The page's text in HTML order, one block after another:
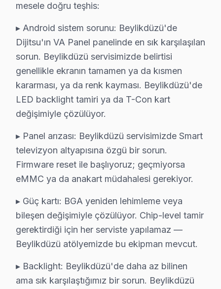
5.Yazılım Problemleri: Cihazın güncellemeleri
Bu sorunlar, Beylikdüzü’ndeki Dijitsu televizyon
Dijitsu Devre Mimarisi: Beylikdüzü Teknisyen
Adnan Kahveci'de Dijitsu TV Servisi
Adnan Kahveci Mahallesi, elektrik altyapısındaki
Barış'ta Dijitsu TV Servisi
Barış Mahallesi, yerleşim yapıları ve elektrik hattı
Büyükşehir'de Dijitsu TV Servisi
Büyükşehir Mahallesi, yapılaşmanın yoğun olduğu
Cumhuriyet'te Dijitsu TV Servisi
Cumhuriyet Mahallesi, hem eski hem de yeni
Dereağzı'nda Dijitsu TV Servisi
Dereağzı Mahallesi, doğal güzelliklerinin yanı sıra
mesele doğru teşhis:
▸ Android sistem sorunu: Beylikdüzü'de
Dijitsu'ın VA Panel panelinde en sık karşılaşılan
sorun. Beylikdüzü servisimizde belirtisi
genellikle ekranın tamamen ya da kısmen
kararması, ya da renk kayması. Beylikdüzü'de
LED backlight tamiri ya da T-Con kart
değişimiyle çözülüyor.
▸ Panel arızası: Beylikdüzü servisimizde Smart
televizyon altyapısına özgü bir sorun.
Firmware reset ile başlıyoruz; geçmiyorsa
eMMC ya da anakart müdahalesi gerekiyor.
▸ Güç kartı: BGA yeniden lehimleme veya
bileşen değişimiyle çözülüyor. Chip-level tamir
gerektirdiği için her serviste yapılamaz —
Beylikdüzü atölyemizde bu ekipman mevcut.
▸ Backlight: Beylikdüzü'de daha az bilinen
ama sık karşılaştığımız bir sorun. Beylikdüzü